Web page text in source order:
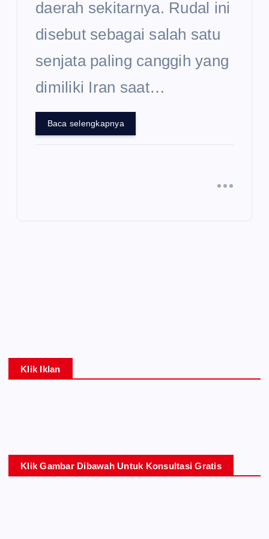
daerah sekitarnya. Rudal ini
disebut sebagai salah satu
senjata paling canggih yang
dimiliki Iran saat…
Baca selengkapnya
Klik Iklan
Klik Gambar Dibawah Untuk Konsultasi Gratis